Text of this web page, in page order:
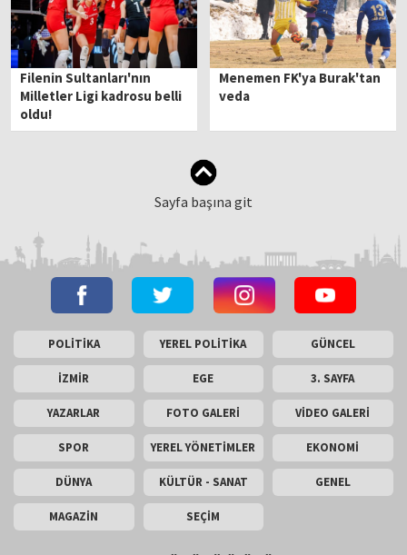
Filenin Sultanları'nın
Milletler Ligi kadrosu belli
oldu!
Menemen FK'ya Burak'tan
veda
Sayfa başına git
POLİTİKA YEREL POLİTİKA GÜNCEL
İZMİR EGE 3. SAYFA
YAZARLAR FOTO GALERİ VİDEO GALERİ
SPOR YEREL YÖNETİMLER EKONOMİ
DÜNYA KÜLTÜR - SANAT GENEL
MAGAZİN SEÇİM